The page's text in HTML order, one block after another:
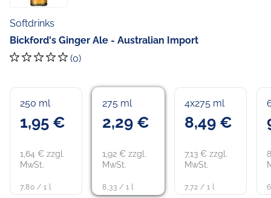
Softdrinks
Bickford's Ginger Ale - Australian Import
(0)
250 ml
1,95 €
1,64 € zzgl.
MwSt.
7,80 / 1 l
275 ml
2,29 €
1,92 € zzgl.
MwSt.
8,33 / 1 l
4x275 ml
8,49 €
7,13 € zzgl.
MwSt.
7,72 / 1 l